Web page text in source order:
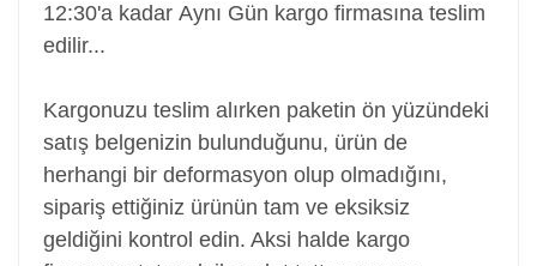
12:30'a kadar Aynı Gün kargo firmasına teslim
edilir...
Kargonuzu teslim alırken paketin ön yüzündeki
satış belgenizin bulunduğunu, ürün de
herhangi bir deformasyon olup olmadığını,
sipariş ettiğiniz ürünün tam ve eksiksiz
geldiğini kontrol edin. Aksi halde kargo